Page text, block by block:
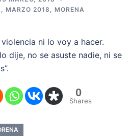
, MARZO 2018 , MORENA
ni lo voy a hacer.
dije, no se asuste nadie, ni se
0
Shares